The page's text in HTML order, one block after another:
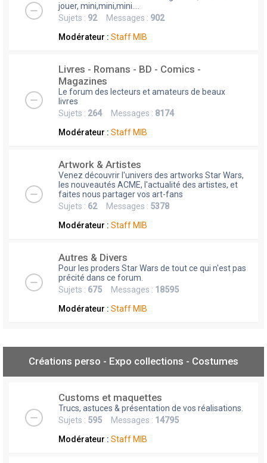
jouer, mini,mini,mini....
Sujets : 92Messages : 902
Modérateur : Staff MIB
Livres - Romans - BD - Comics -
Magazines
Le forum des lecteurs et amateurs de beaux
livres
Sujets : 264Messages : 8174
Modérateur : Staff MIB
Artwork & Artistes
Venez découvrir l'univers des artworks Star Wars,
les nouveautés ACME, l'actualité des artistes, et
faites nous partager vos art-fans
Sujets : 62Messages : 5378
Modérateur : Staff MIB
Autres & Divers
Pour les proders Star Wars de tout ce qui n'est pas
précité dans ce forum.
Sujets : 675 Messages : 18595
Modérateur : Staff MIB
Créations perso - Expo collections - Costumes
Customs et maquettes
Trucs, astuces & présentation de vos réalisations.
Sujets : 595 Messages : 14795
Modérateur : Staff MIB